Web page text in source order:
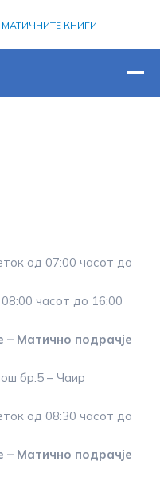
од 07:00 часот до
часот до 16:00
– Матично подрачје
бр.5 – Чаир
од 08:30 часот до
– Матично подрачје